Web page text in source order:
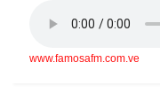
www.famosafm.com.ve